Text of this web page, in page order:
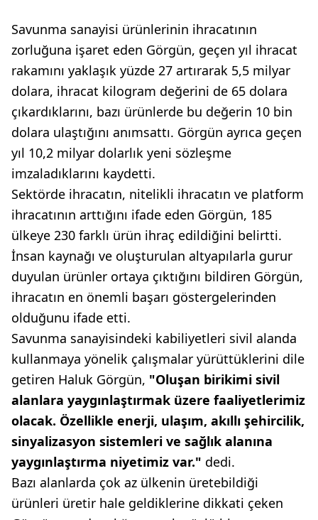
Savunma sanayisi ürünlerinin ihracatının
zorluğuna işaret eden Görgün, geçen yıl ihracat
rakamını yaklaşık yüzde 27 artırarak 5,5 milyar
dolara, ihracat kilogram değerini de 65 dolara
çıkardıklarını, bazı ürünlerde bu değerin 10 bin
dolara ulaştığını anımsattı. Görgün ayrıca geçen
yıl 10,2 milyar dolarlık yeni sözleşme
imzaladıklarını kaydetti.
Sektörde ihracatın, nitelikli ihracatın ve platform
ihracatının arttığını ifade eden Görgün, 185
ülkeye 230 farklı ürün ihraç edildiğini belirtti.
İnsan kaynağı ve oluşturulan altyapılarla gurur
duyulan ürünler ortaya çıktığını bildiren Görgün,
ihracatın en önemli başarı göstergelerinden
olduğunu ifade etti.
Savunma sanayisindeki kabiliyetleri sivil alanda
kullanmaya yönelik çalışmalar yürüttüklerini dile
getiren Haluk Görgün, "Oluşan birikimi sivil
alanlara yaygınlaştırmak üzere faaliyetlerimiz
olacak. Özellikle enerji, ulaşım, akıllı şehircilik,
sinyalizasyon sistemleri ve sağlık alanına
yaygınlaştırma niyetimiz var." dedi.
Bazı alanlarda çok az ülkenin üretebildiği
ürünleri üretir hale geldiklerine dikkati çeken